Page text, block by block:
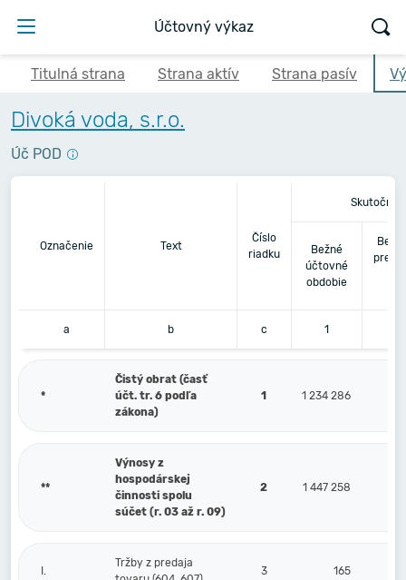
Účtovný výkaz
Titulná strana Strana aktív Strana pasív
Divoká voda, s.r.o.
Úč POD
Označenie Text
Číslo
riadku
Bežné
účtovné
obdobie
a b c 1
*
Čistý obrat (časť
účt. tr. 6 podľa
zákona)
1 1 234 286
**
Výnosy z
hospodárskej
činnosti spolu
súčet (r. 03 až r. 09)
2 1 447 258
I.
Tržby z predaja
3 165